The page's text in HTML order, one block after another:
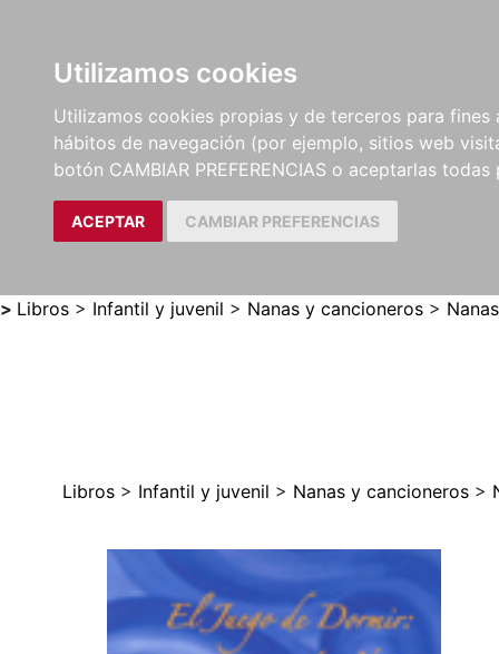
Utilizamos cookies
Utilizamos cookies propias y de terceros para
hábitos de navegación (por ejemplo, sitios web
botón CAMBIAR PREFERENCIAS o aceptarlas
ACEPTAR CAMBIAR PREFERENCIAS
LIBROS
MÉTODOS Y
EJERCICIOS
PARTITURAS Y
CRÍTICAS
> Libros > Infantil y juvenil > Nanas y cancioneros > Nanas
Libros > Infantil y juvenil > Nanas y cancioneros >